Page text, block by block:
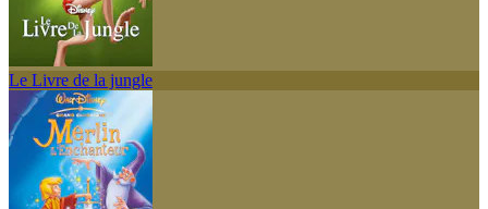
Le Livre de la jungle